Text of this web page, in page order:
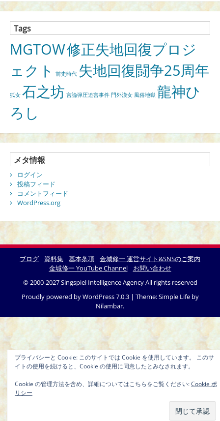
Tags
MGTOW修正失地回復プロジ
ェクト
前史時代 失地回復闘争25周年
狐女 石之坊 言論弾圧迫害事件 門外漢女 風俗地獄 龍神ひ
ろし
メタ情報
ログイン
投稿フィード
コメントフィード
WordPress.org
ブログ 資料集 基本条項
金城修一 運営サイト&SNSのご案内
金城修一 YouTube Channel
お問い合わせ
© 2000-2027 Singspiel Intelligence Agency All rights reserved
Proudly powered by WordPress 7.0.3 | Theme: Simple Life by
Nilambar.
プライバシーと Cookie: このサイトでは Cookie を使用しています。 このサ
イトの使用を続けると、Cookie の使用に同意したとみなされます。
Cookie の管理方法を含め、詳細についてはこちらをご覧ください:Cookie ポ
リシー